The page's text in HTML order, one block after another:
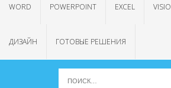
WORD POWERPOINT EXCEL VISIO
ДИЗАЙН ГОТОВЫЕ РЕШЕНИЯ